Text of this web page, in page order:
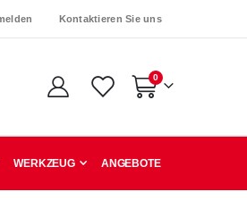
Kontaktieren Sie uns
Warenkorb
0Artikel
WERKZEUG ANGEBOTE